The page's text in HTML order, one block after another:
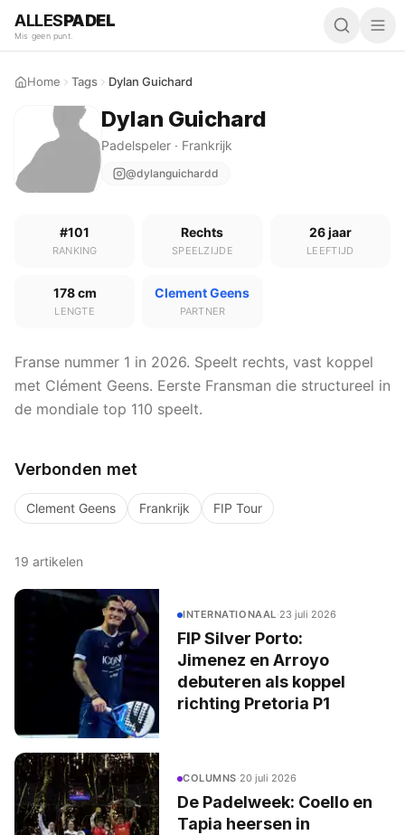
ALLESPADEL
Mis geen punt.
Home Tags Dylan Guichard
Dylan Guichard
Padelspeler · Frankrijk
@dylanguichardd
#101
RANKING
Rechts
SPEELZIJDE
26 jaar
LEEFTIJD
178 cm
LENGTE
Clement Geens
PARTNER
Franse nummer 1 in 2026. Speelt rechts, vast koppel
met Clément Geens. Eerste Fransman die structureel in
de mondiale top 110 speelt.
Verbonden met
Clement Geens Frankrijk FIP Tour
19 artikelen
INTERNATIONAAL·23 juli 2026
FIP Silver Porto:
Jimenez en Arroyo
debuteren als koppel
richting Pretoria P1
COLUMNS·20 juli 2026
De Padelweek: Coello en
Tapia heersen in